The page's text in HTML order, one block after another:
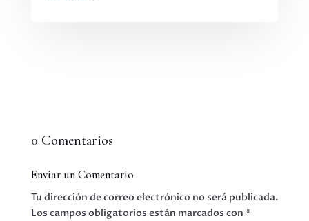
0 Comentarios
Enviar un Comentario
Tu dirección de correo electrónico no será publicada.
Los campos obligatorios están marcados con *